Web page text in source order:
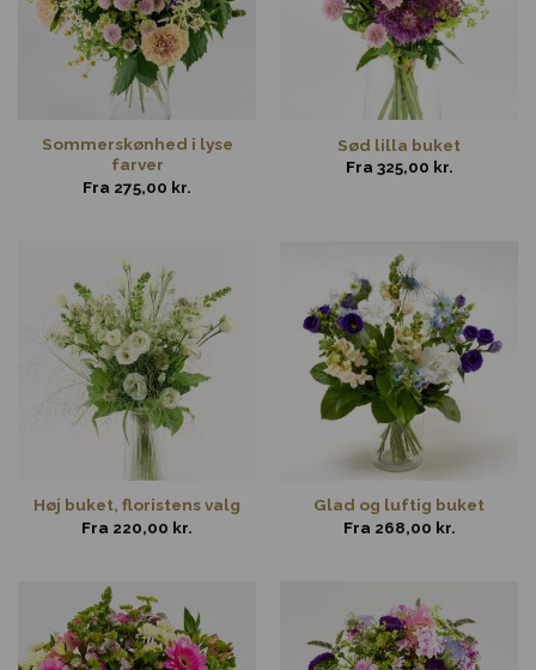
Sommerskønhed i lyse
farver
Fra 275,00 kr.
Sød lilla buket
Fra 325,00 kr.
Høj buket, floristens valg
Fra 220,00 kr.
Glad og luftig buket
Fra 268,00 kr.